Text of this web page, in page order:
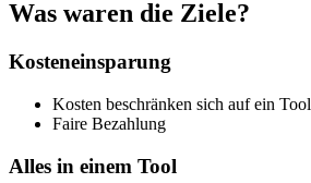
Was waren die Ziele?
Kosteneinsparung
Kosten beschränken sich auf ein Tool
Faire Bezahlung
Alles in einem Tool